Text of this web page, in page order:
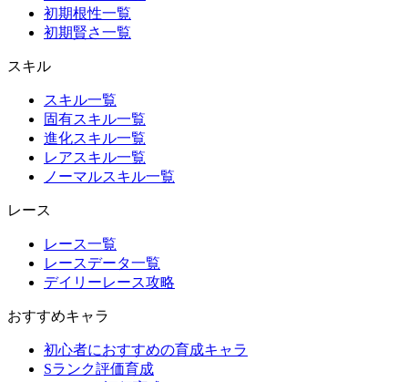
初期根性一覧
初期賢さ一覧
スキル
スキル一覧
固有スキル一覧
進化スキル一覧
レアスキル一覧
ノーマルスキル一覧
レース
レース一覧
レースデータ一覧
デイリーレース攻略
おすすめキャラ
初心者におすすめの育成キャラ
Sランク評価育成